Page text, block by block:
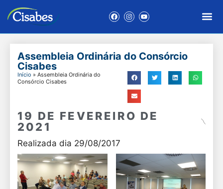
Assembleia Ordinária do Consórcio
Cisabes
Início » Assembleia Ordinária do
Consórcio Cisabes
19 DE FEVEREIRO DE
2021
Realizada dia 29/08/2017